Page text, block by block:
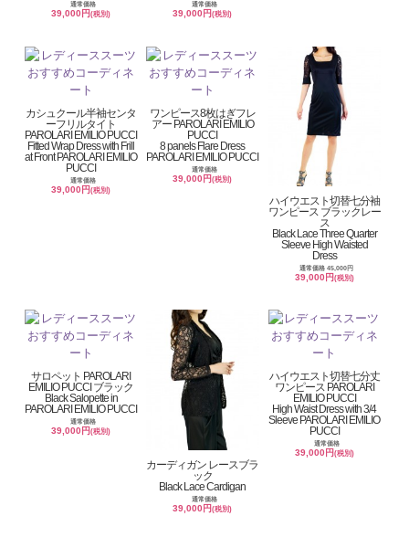
通常価格
39,000円(税別)
通常価格
39,000円(税別)
カシュクール半袖センタ
ーフリルタイト
PAROLARI EMILIO PUCCI
Fitted Wrap Dress with Frill
at Front PAROLARI EMILIO
PUCCI
通常価格
39,000円(税別)
ワンピース8枚はぎフレ
アー PAROLARI EMILIO
PUCCI
8 panels Flare Dress
PAROLARI EMILIO PUCCI
通常価格
39,000円(税別)
ハイウエスト切替七分袖
ワンピース ブラックレー
ス
Black Lace Three Quarter
Sleeve High Waisted
Dress
通常価格 45,000円
39,000円 (税別)
サロペット PAROLARI
EMILIO PUCCI ブラック
Black Salopette in
PAROLARI EMILIO PUCCI
通常価格
39,000円(税別)
カーディガン レースブラ
ック
Black Lace Cardigan
通常価格
39,000円(税別)
ハイウエスト切替七分丈
ワンピース PAROLARI
EMILIO PUCCI
High Waist Dress with 3/4
Sleeve PAROLARI EMILIO
PUCCI
通常価格
39,000円 (税別)